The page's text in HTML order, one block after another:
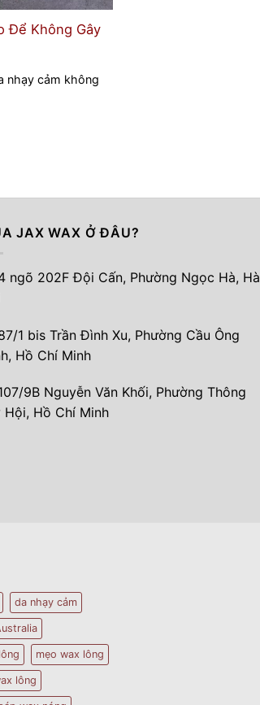
Để Không Gây
nhạy cảm không
JAX WAX Ở ĐÂU?
ngõ 202F Đội Cấn, Phường Ngọc Hà, Hà
1 bis Trần Đình Xu, Phường Cầu Ông
Hồ Chí Minh
9B Nguyễn Văn Khối, Phường Thông
Hội, Hồ Chí Minh
da nhạy cảm
mẹo wax lông
lông